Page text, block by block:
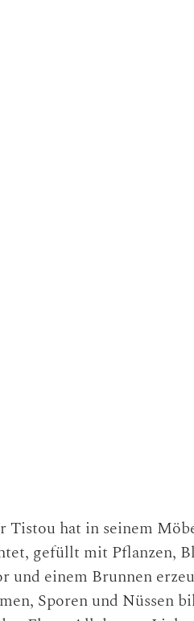
Tistou hat in seinem
gefüllt mit Pflanzen,
und einem Brunnen
Sporen und Nüssen